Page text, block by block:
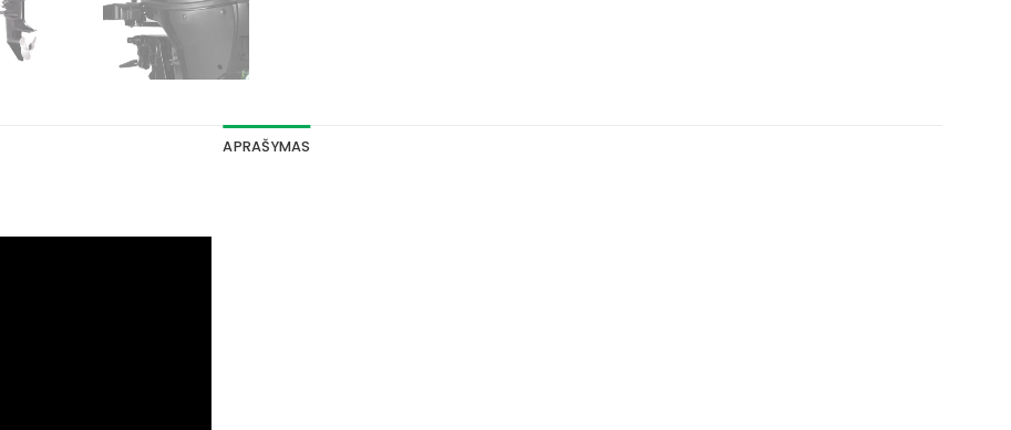
APRAŠYMAS